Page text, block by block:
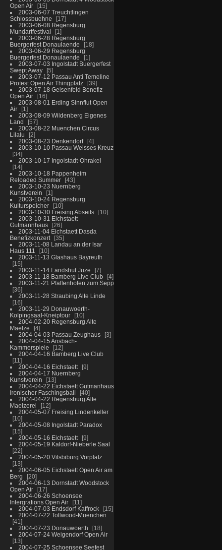
Open Air
15
2003-06-07 Treuchtlingen
Schlossbuehne
17
2003-06-08 Regensburg
Mundartfestival
1
2003-06-28 Regensburg
Buergerfest Donaulaende
18
2003-06-29 Regensburg
Buergerfest Donaulaende
1
2003-07-03 Ingolstadt Buergerfest
Swept Away
5
2003-07-12 Passau Anti Temeline
Protest Open Air Thingplatz
39
2003-07-18 Geisenfeld Benefiz
Open Air
16
2003-08-01 Erding Sinnflut Open
Air
1
2003-08-09 Wildenberg Eigenes
Land
57
2003-08-22 Muenchen Circus
Lilalu
2
2003-08-23 Denkendorf
4
2003-10-10 Passau Weisses Kreuz
34
2003-10-17 Ingolstadt-Ohrakel
14
2003-10-18 Pappenheim
Reloaded Summer
43
2003-10-23 Nuernberg
Kunstverein
1
2003-10-24 Regensburg
Kulturspeicher
10
2003-10-30 Freising Abseits
10
2003-10-31 Eichstaett
Gutmannhaus
26
2003-11-04 Eichstaett Dasda
Benefizkonzert
35
2003-11-08 Landau an der Isar
Haus 111
10
2003-11-13 Glashaus Bayreuth
15
2003-11-14 Landshut Juze
7
2003-11-18 Bamberg Live Club
4
2003-11-21 Pfaffenhofen zum Sepp
36
2003-11-28 Straubing Alte Linde
16
2003-11-29 Donauwoerth-
Kolpingsaal-Kneiptour
10
2004-02-20 Regensburg Alte
Maelze
4
2004-04-03 Passau Zeughaus
3
2004-04-15 Ansbach-
Kammerspiele
12
2004-04-16 Bamberg Live Club
11
2004-04-16 Eichstaett
9
2004-04-17 Nuernberg
Kunstverein
13
2004-04-22 Eichstaett Gutmanhaus
Ironischer Faschingsball
40
2004-04-22 Regensburg Alte
Maelzerei
12
2004-05-07 Freising Lindenkeller
10
2004-05-08 Ingolstadt Paradox
15
2004-05-16 Eichstaett
9
2004-05-19 Kaldorf-Nieberle Saal
22
2004-05-20 Vilsbiburg Vorplatz
13
2004-06-05 Eichstaett Open Air am
Berg
20
2004-06-13 Dornstadt Woodstock
Open Air
17
2004-06-26 Schoensee
Intergrations Open Air
11
2004-07-03 Endsdorf Kaffrock
15
2004-07-22 Tollwood-Muenchen
41
2004-07-23 Donauwoerth
18
2004-07-24 Weigendorf Open Air
13
2004-07-25 Schoensee Seefest